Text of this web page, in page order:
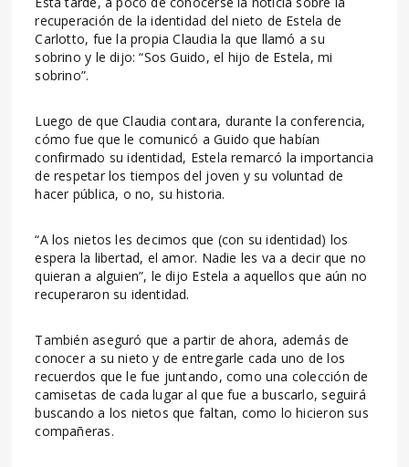
recuperación de la identidad del nieto de Estela de
Carlotto, fue la propia Claudia la que llamó a su
sobrino y le dijo: “Sos Guido, el hijo de Estela, mi
sobrino”.
Luego de que Claudia contara, durante la conferencia,
cómo fue que le comunicó a Guido que habían
confirmado su identidad, Estela remarcó la importancia
de respetar los tiempos del joven y su voluntad de
hacer pública, o no, su historia.
“A los nietos les decimos que (con su identidad) los
espera la libertad, el amor. Nadie les va a decir que no
quieran a alguien”, le dijo Estela a aquellos que aún no
recuperaron su identidad.
También aseguró que a partir de ahora, además de
conocer a su nieto y de entregarle cada uno de los
recuerdos que le fue juntando, como una colección de
camisetas de cada lugar al que fue a buscarlo, seguirá
buscando a los nietos que faltan, como lo hicieron sus
compañeras.